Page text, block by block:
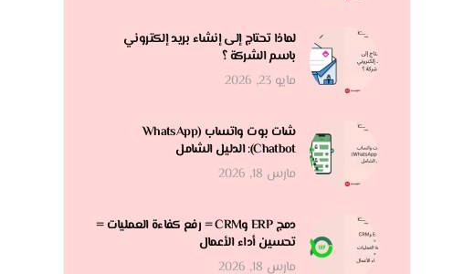
لماذا تحتاج إلى إنشاء بريد إلكتروني
باسم الشركة ؟
مايو 23, 2026
شات بوت واتساب (WhatsApp
Chatbot): الدليل الشامل
مارس 18, 2026
دمج ERP وCRM = رفع كفاءة العمليات =
تحسين أداء الأعمال
مارس 18, 2026